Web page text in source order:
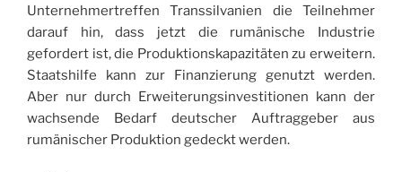
Unternehmertreffen Transsilvanien die Teilnehmer
darauf hin, dass jetzt die rumänische Industrie
gefordert ist, die Produktionskapazitäten zu erweitern.
Staatshilfe kann zur Finanzierung genutzt werden.
Aber nur durch Erweiterungsinvestitionen kann der
wachsende Bedarf deutscher Auftraggeber aus
rumänischer Produktion gedeckt werden.